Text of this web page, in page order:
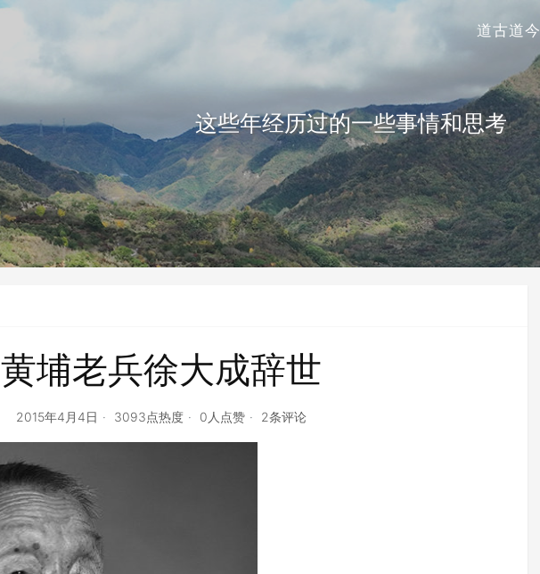
道古道今
这些年经历过的一些事情和思考
黄埔老兵徐大成辞世
2015年4月4日 3093点热度 0人点赞 2条评论